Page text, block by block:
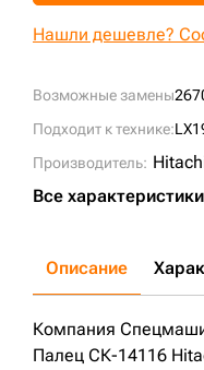
Возможные замены
Подходит к технике:
Производитель:
Все характеристики
Нашли дешевле?
Описание
Компания
Палец СК-14116